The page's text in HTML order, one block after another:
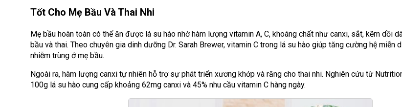
Tốt Cho Mẹ Bầu Và Thai Nhi
Mẹ bầu hoàn toàn có thể ăn được lá su hào nhờ hàm lượng vitamin A, C, khoáng chất như canxi, sắt, kẽm dồi
bầu và thai. Theo chuyên gia dinh dưỡng Dr. Sarah Brewer, vitamin C trong lá su hào giúp tăng cường hệ miễn
nhiễm trùng ở mẹ bầu.
Ngoài ra, hàm lượng canxi tự nhiên hỗ trợ sự phát triển xương khớp và răng cho thai nhi. Nghiên cứu từ
100g lá su hào cung cấp khoảng 62mg canxi và 45% nhu cầu vitamin C hàng ngày.